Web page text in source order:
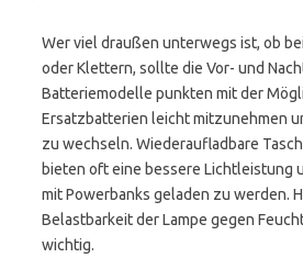
Wer viel draußen unterwegs ist, ob
oder Klettern, sollte die Vor- und
Batteriemodelle punkten mit der
Ersatzbatterien leicht mitzunehmen
zu wechseln. Wiederaufladbare
bieten oft eine bessere Lichtleistung
mit Powerbanks geladen zu werden.
Belastbarkeit der Lampe gegen
wichtig.